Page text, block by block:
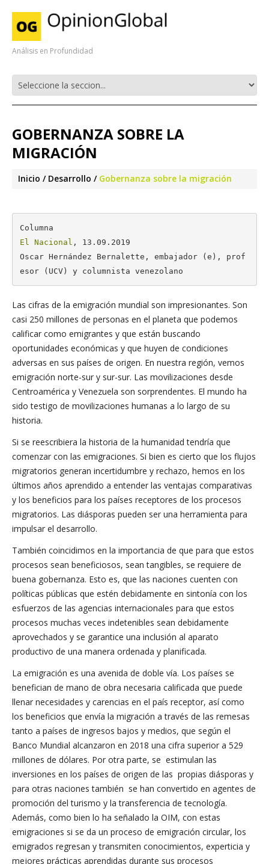
Análisis en Profundidad
GOBERNANZA SOBRE LA
MIGRACIÓN
Inicio Desarrollo Gobernanza sobre la migración
El Nacional , 13.09.2019
Oscar Hernández Bernalette, embajador (e), prof
esor (UCV) y columnista venezolano
Las cifras de la emigración mundial son impresionantes. Son
casi 250 millones de personas en el planeta que podemos
calificar como emigrantes y que están buscando
oportunidades económicas y que huyen de condiciones
adversas en sus países de origen. En nuestra región, vemos
emigración norte-sur y sur-sur. Las movilizaciones desde
Centroamérica y Venezuela son sorprendentes. El mundo ha
sido testigo de movilizaciones humanas a lo largo de su
historia.
Si se reescribiera la historia de la humanidad tendría que
comenzar con las emigraciones. Si bien es cierto que los flujos
migratorios generan incertidumbre y rechazo, hemos en los
últimos años aprendido a entender las ventajas comparativas
y los beneficios para los países receptores de los procesos
migratorios. Las diásporas pueden ser una herramienta para
impulsar el desarrollo.
También coincidimos en la importancia de que para que estos
procesos sean beneficiosos, sean tangibles, se requiere de
buena gobernanza. Esto es, que las naciones cuenten con
políticas públicas que estén debidamente en sintonía con los
esfuerzos de las agencias internacionales para que estos
procesos muchas veces indetenibles sean debidamente
aprovechados y se garantice una inclusión al aparato
productivo de una manera ordenada y planificada.
La emigración es una avenida de doble vía. Los países se
benefician de mano de obra necesaria calificada que puede
llenar necesidades y carencias en el país receptor, así como
los beneficios que envía la migración a través de las remesas
tanto a países de ingresos bajos y medios, que según el
Banco Mundial alcanzaron en 2018 una cifra superior a 529
millones de dólares. Por otra parte, se estimulan las
inversiones en los países de origen de las propias diásporas y
para otras naciones también se han convertido en agentes de
promoción del turismo y la transferencia de tecnología.
Además, como bien lo ha señalado la OIM, con estas
emigraciones si se da un proceso de emigración circular, los
emigrados regresan y transmiten conocimientos, experticia y
mejores prácticas aprendidas durante sus procesos